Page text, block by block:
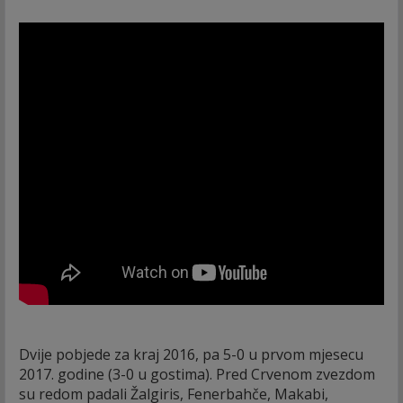
Dvije pobjede za kraj 2016, pa 5-0 u prvom mjesecu
2017. godine (3-0 u gostima). Pred Crvenom zvezdom
su redom padali Žalgiris, Fenerbahče, Makabi,